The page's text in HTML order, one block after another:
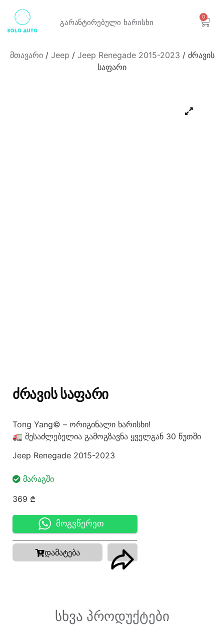
გარანტირებული ხარისხი
0
მთავარი/ Jeep / Jeep Renegade 2015-2023 / ძრავის
საფარი
ᲫᲠᲐᲕᲘᲡ ᲡᲐᲤᲐᲠᲘ
Tong Yang© – ორიგინალი ხარისხი!
🚛 შესაძლებელია გამოგზავნა ყველგან 30 წუთში
Jeep Renegade 2015-2023
ᲛᲐᲠᲐᲒᲨᲘ
369 ₾
მოგვწერეთ
დამატება
სხვა პროდუქტები